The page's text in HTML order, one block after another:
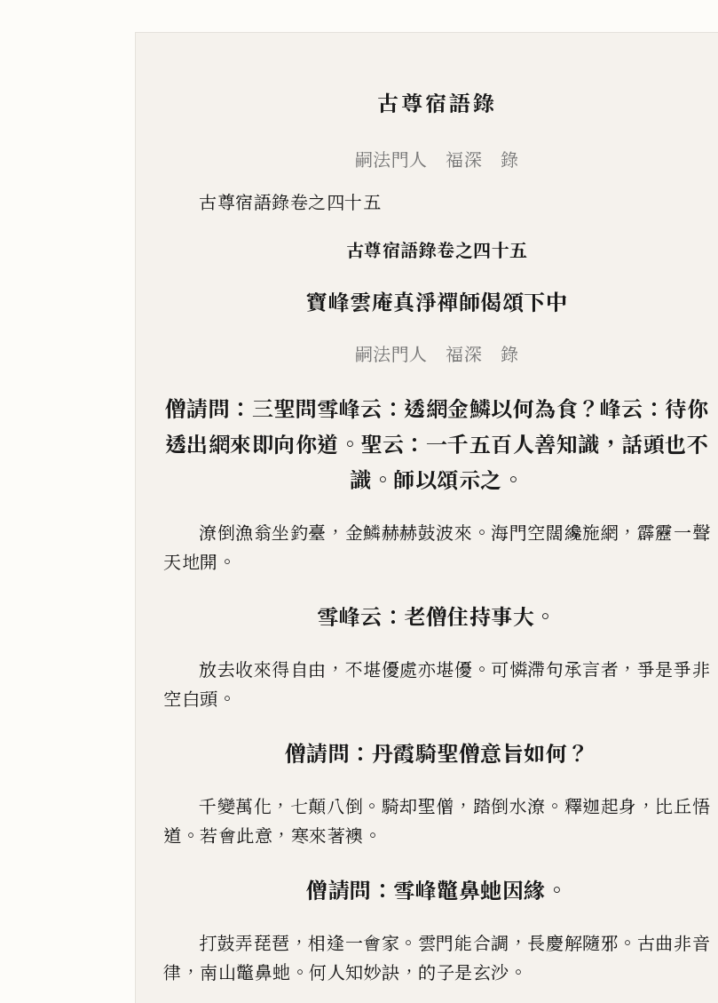
古尊宿語錄
嗣法門人 福深 錄
古尊宿語錄卷之四十五
古尊宿語錄卷之四十五
寶峰雲庵真淨禪師偈頌下中
嗣法門人 福深 錄
僧請問 ： 三聖問雪峰云 ： 透網金鱗以何為食 ？ 峰云 ： 待你
透出網來即向你道 。 聖云 ： 一千五百人善知識 ， 話頭也不
識 。 師以頌示之 。
潦倒漁翁坐釣臺 ， 金鱗赫赫鼓波來 。 海門空闊纔施網 ， 霹靂一聲
天地開 。
雪峰云 ： 老僧住持事大 。
放去收來得自由 ， 不堪優處亦堪優 。 可憐滯句承言者 ， 爭是爭非
空白頭 。
僧請問 ： 丹霞騎聖僧意旨如何？
千變萬化 ， 七顛八倒 。 騎却聖僧 ， 踏倒水潦 。 釋迦起身 ， 比丘悟
道 。 若會此意 ， 寒來著襖 。
僧請問 ： 雪峰鼈鼻虵因緣 。
打鼓弄琵琶 ，相逢一會家 。 雲門能合調 ， 長慶解隨邪 。 古曲非音
律 ， 南山鼈鼻虵 。 何人知妙訣 ， 的子是玄沙 。